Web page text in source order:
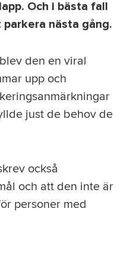
Och i bästa fall
nästa gång.
den en viral
upp och
just de behov de
också
och att den inte är
personer med